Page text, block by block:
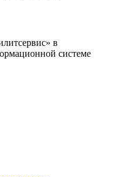
в
системе